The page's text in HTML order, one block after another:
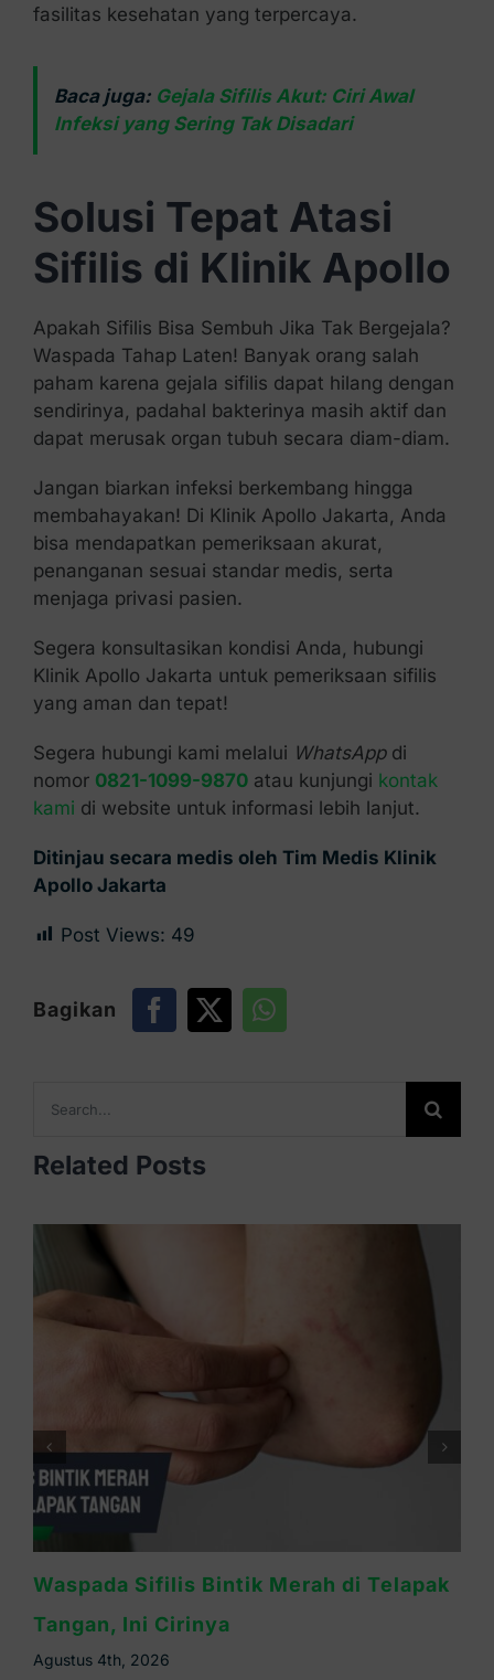
fasilitas kesehatan yang terpercaya.
Baca juga: Gejala Sifilis Akut: Ciri Awal
Infeksi yang Sering Tak Disadari
Solusi Tepat Atasi
Sifilis di Klinik Apollo
Apakah Sifilis Bisa Sembuh Jika Tak Bergejala?
Waspada Tahap Laten! Banyak orang salah
paham karena gejala sifilis dapat hilang dengan
sendirinya, padahal bakterinya masih aktif dan
dapat merusak organ tubuh secara diam-diam.
Jangan biarkan infeksi berkembang hingga
membahayakan! Di Klinik Apollo Jakarta, Anda
bisa mendapatkan pemeriksaan akurat,
penanganan sesuai standar medis, serta
menjaga privasi pasien.
Segera konsultasikan kondisi Anda, hubungi
Klinik Apollo Jakarta untuk pemeriksaan sifilis
yang aman dan tepat!
Segera hubungi kami melalui WhatsAppdi
nomor 0821-1099-9870atau kunjungi kontak
kami di website untuk informasi lebih lanjut.
Ditinjau secara medis oleh Tim Medis Klinik
Apollo Jakarta
Post Views: 49
Bagikan
for:
Related Posts
Ruam Sifilis Apakah Gatal? Ini
Penjelasannya
Agustus 3rd, 2026